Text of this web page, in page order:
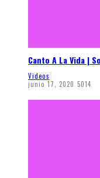
Canto A La Vida |
Videos
junio 17, 2020 5014